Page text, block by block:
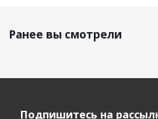
Ранее вы смотрели
Подпишитесь на